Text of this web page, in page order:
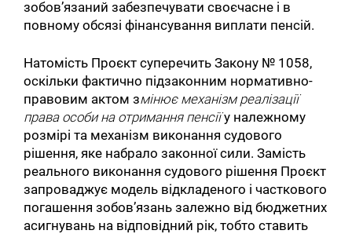
зобов’язаний забезпечувати своєчасне і в
повному обсязі фінансування виплати пенсій.
Натомість Проєкт суперечить Закону № 1058,
оскільки фактично підзаконним нормативно-
правовим актом змінює механізм реалізації
права особи на отримання пенсіїу належному
розмірі та механізм виконання судового
рішення, яке набрало законної сили. Замість
реального виконання судового рішення Проєкт
запроваджує модель відкладеного і часткового
погашення зобов’язань залежно від бюджетних
асигнувань на відповідний рік, тобто ставить